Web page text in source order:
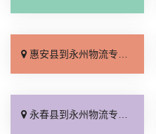
惠安县到永州物流专线_要几天到「快速响应」
永春县到永州物流专线_快速响应「合理收费」